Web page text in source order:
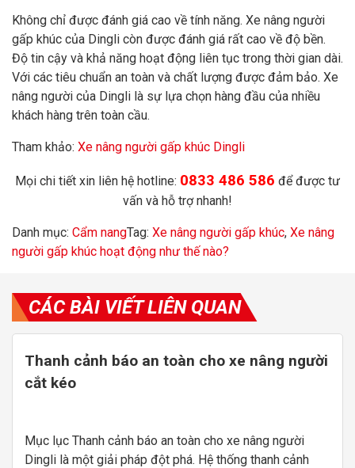
Không chỉ được đánh giá cao về tính năng. Xe nâng người
gấp khúc của Dingli còn được đánh giá rất cao về độ bền.
Độ tin cậy và khả năng hoạt động liên tục trong thời gian dài.
Với các tiêu chuẩn an toàn và chất lượng được đảm bảo. Xe
nâng người của Dingli là sự lựa chọn hàng đầu của nhiều
khách hàng trên toàn cầu.
Tham khảo: Xe nâng người gấp khúc Dingli
Mọi chi tiết xin liên hệ hotline: 0833 486 586 để được tư
vấn và hỗ trợ nhanh!
Danh mục: Cẩm nangTag: Xe nâng người gấp khúc, Xe nâng
người gấp khúc hoạt động như thế nào?
CÁC BÀI VIẾT LIÊN QUAN
Thanh cảnh báo an toàn cho xe nâng người
cắt kéo
Mục lục Thanh cảnh báo an toàn cho xe nâng người
Dingli là một giải pháp đột phá. Hệ thống thanh cảnh